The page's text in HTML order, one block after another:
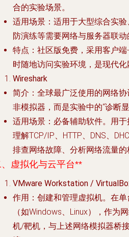
合的实验场景。
适用场景 ：适用于大型综合实
防演练等需要网络与服务器联动
特点 ：社区版免费，采用客户
时随地访问实验环境，是现代化
Wireshark
简介 ：全球最广泛使用的网络
非模拟器，而是实验中的“诊断显
适用场景 ： 必备辅助软件。用
理解TCP/IP、HTTP、DNS、
排查网络故障、分析网络流量的
虚拟化与云平台**
VMware Workstation /
作用 ：创建和管理虚拟机。在
（如Windows、Linux），作为
机/靶机，与上述网络模拟器桥